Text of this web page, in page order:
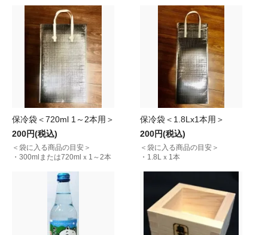
保冷袋＜720ml 1～2本用＞
200円(税込)
＜袋に入る商品の目安＞
・300mlまたは720mlｘ1～2本
保冷袋＜1.8Lx1本用＞
200円(税込)
＜袋に入る商品の目安＞
・1.8Lｘ1本